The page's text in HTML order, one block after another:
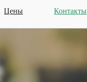
Цены Контакты